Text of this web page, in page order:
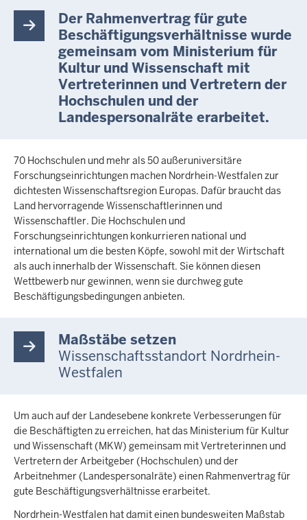
Der Rahmenvertrag für gute
Beschäftigungsverhältnisse wurde
gemeinsam vom Ministerium für
Kultur und Wissenschaft mit
Vertreterinnen und Vertretern der
Hochschulen und der
Landespersonalräte erarbeitet.
70 Hochschulen und mehr als 50 außeruniversitäre
Forschungseinrichtungen machen Nordrhein-Westfalen zur
dichtesten Wissenschaftsregion Europas. Dafür braucht das
Land hervorragende Wissenschaftlerinnen und
Wissenschaftler. Die Hochschulen und
Forschungseinrichtungen konkurrieren national und
international um die besten Köpfe, sowohl mit der Wirtschaft
als auch innerhalb der Wissenschaft. Sie können diesen
Wettbewerb nur gewinnen, wenn sie durchweg gute
Beschäftigungsbedingungen anbieten.
Maßstäbe setzen
Wissenschaftsstandort Nordrhein-
Westfalen
Um auch auf der Landesebene konkrete Verbesserungen für
die Beschäftigten zu erreichen, hat das Ministerium für Kultur
und Wissenschaft (MKW) gemeinsam mit Vertreterinnen und
Vertretern der Arbeitgeber (Hochschulen) und der
Arbeitnehmer (Landespersonalräte) einen Rahmenvertrag für
gute Beschäftigungsverhältnisse erarbeitet.
Nordrhein-Westfalen hat damit einen bundesweiten Maßstab